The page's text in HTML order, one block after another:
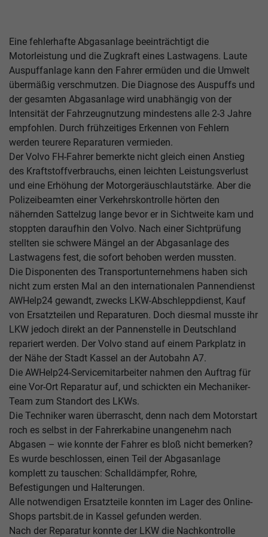
Eine fehlerhafte Abgasanlage beeinträchtigt die
Motorleistung und die Zugkraft eines Lastwagens. Laute
Auspuffanlage kann den Fahrer ermüden und die Umwelt
übermäßig verschmutzen. Die Diagnose des Auspuffs und
der gesamten Abgasanlage wird unabhängig von der
Intensität der Fahrzeugnutzung mindestens alle 2-3 Jahre
empfohlen. Durch frühzeitiges Erkennen von Fehlern
werden teurere Reparaturen vermieden.
Der Volvo FH-Fahrer bemerkte nicht gleich einen Anstieg
des Kraftstoffverbrauchs, einen leichten Leistungsverlust
und eine Erhöhung der Motorgeräuschlautstärke. Aber die
Polizeibeamten einer Verkehrskontrolle hörten den
nähernden Sattelzug lange bevor er in Sichtweite kam und
stoppten daraufhin den Volvo. Nach einer Sichtprüfung
stellten sie schwere Mängel an der Abgasanlage des
Lastwagens fest, die sofort behoben werden mussten.
Die Disponenten des Transportunternehmens haben sich
nicht zum ersten Mal an den internationalen Pannendienst
AWHelp24 gewandt, zwecks LKW-Abschleppdienst, Kauf
von Ersatzteilen und Reparaturen. Doch diesmal musste ihr
LKW jedoch direkt an der Pannenstelle in Deutschland
repariert werden. Der Volvo stand auf einem Parkplatz in
der Nähe der Stadt Kassel an der Autobahn A7.
Die AWHelp24-Servicemitarbeiter nahmen den Auftrag für
eine Vor-Ort Reparatur auf, und schickten ein Mechaniker-
Team zum Standort des LKWs.
Die Techniker waren überrascht, denn nach dem Motorstart
roch es selbst in der Fahrerkabine unangenehm nach
Abgasen – wie konnte der Fahrer es bloß nicht bemerken?
Es wurde beschlossen, einen Teil der Abgasanlage
komplett zu tauschen: Schalldämpfer, Rohre,
Befestigungen und Halterungen.
Alle notwendigen Ersatzteile konnten im Lager des Online-
Shops partsbit.de in Kassel gefunden werden.
Nach der Reparatur konnte der LKW die Nachkontrolle